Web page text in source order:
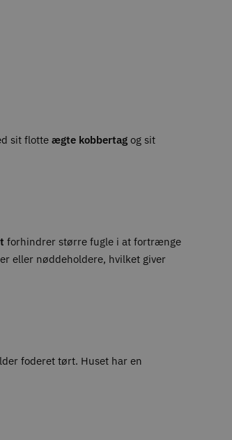
sit flotte ægte kobbertag og sit
forhindrer større fugle i at fortrænge
eller nøddeholdere, hvilket giver
foderet tørt. Huset har en